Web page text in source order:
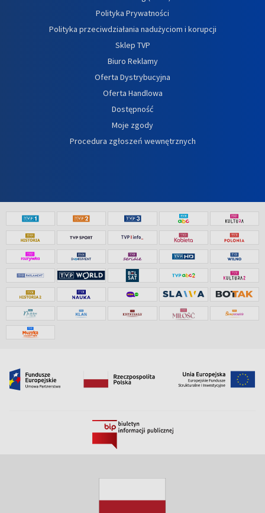
Polityka Prywatności
Polityka przeciwdziałania nadużyciom i korupcji
Sklep TVP
Biuro Reklamy
Oferta Dystrybucyjna
Oferta Handlowa
Dostępność
Moje zgody
Procedura zgłoszeń wewnętrznych